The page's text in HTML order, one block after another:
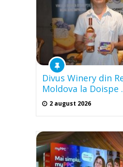
Divus Winery din
Moldova la Doispe
2 august 2026